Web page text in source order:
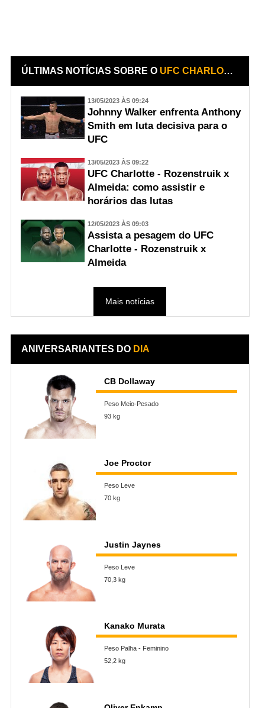
ÚLTIMAS NOTÍCIAS SOBRE O UFC CHARLOTTE: ROZENSTRUIK X ALMEIDA
13/05/2023 ÀS 09:24
Johnny Walker enfrenta Anthony
Smith em luta decisiva para o
UFC
13/05/2023 ÀS 09:22
UFC Charlotte - Rozenstruik x
Almeida: como assistir e
horários das lutas
12/05/2023 ÀS 09:03
Assista a pesagem do UFC
Charlotte - Rozenstruik x
Almeida
Mais notícias
ANIVERSARIANTES DO DIA
CB Dollaway
Peso Meio-Pesado
93 kg
Joe Proctor
Peso Leve
70 kg
Justin Jaynes
Peso Leve
70,3 kg
Kanako Murata
Peso Palha - Feminino
52,2 kg